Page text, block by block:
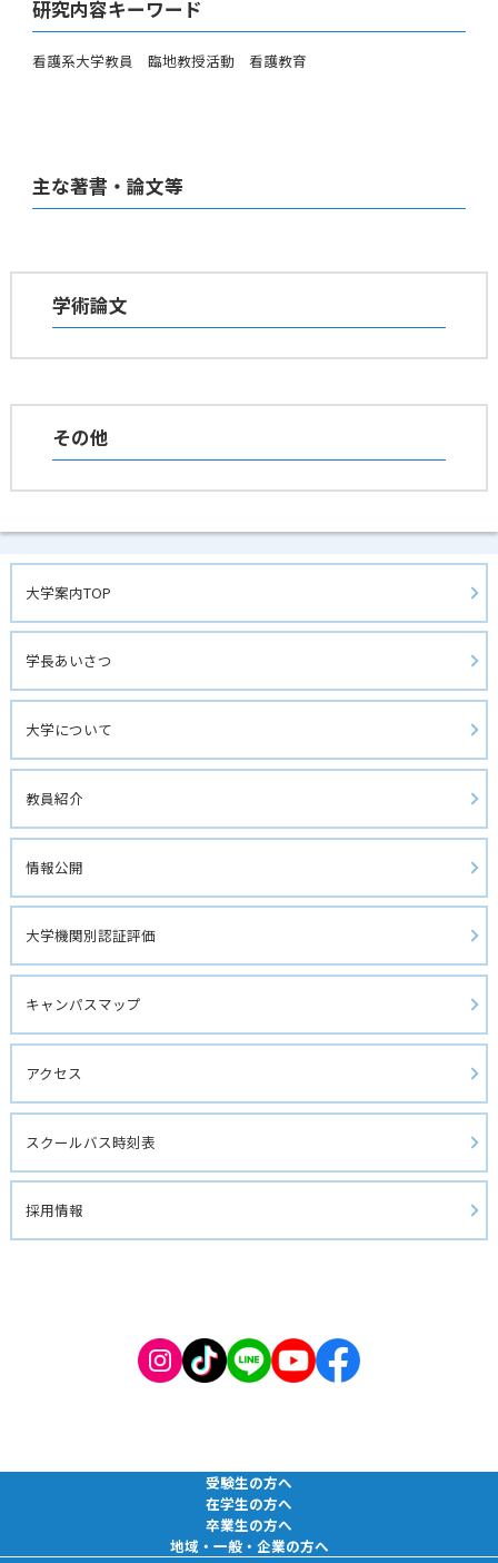
研究内容キーワード
看護系大学教員 臨地教授活動 看護教育
主な著書・論文等
学術論文
その他
大学案内TOP
学長あいさつ
大学について
教員紹介
情報公開
大学機関別認証評価
キャンパスマップ
アクセス
スクールバス時刻表
採用情報
受験生の方へ
在学生の方へ
卒業生の方へ
地域・一般・企業の方へ